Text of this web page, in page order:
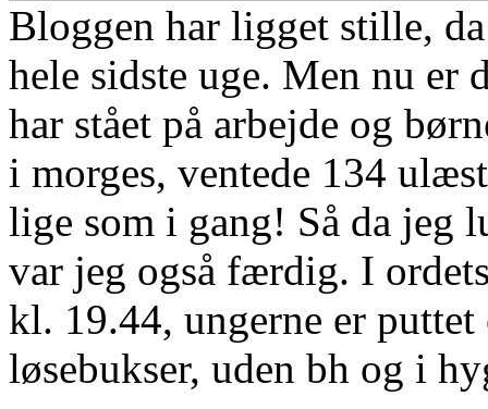
Bloggen har ligget stille,
hele sidste uge. Men nu er
har stået på arbejde og
i morges, ventede 134
lige som i gang! Så da jeg
var jeg også færdig. I
kl. 19.44, ungerne er
løsebukser, uden bh og i